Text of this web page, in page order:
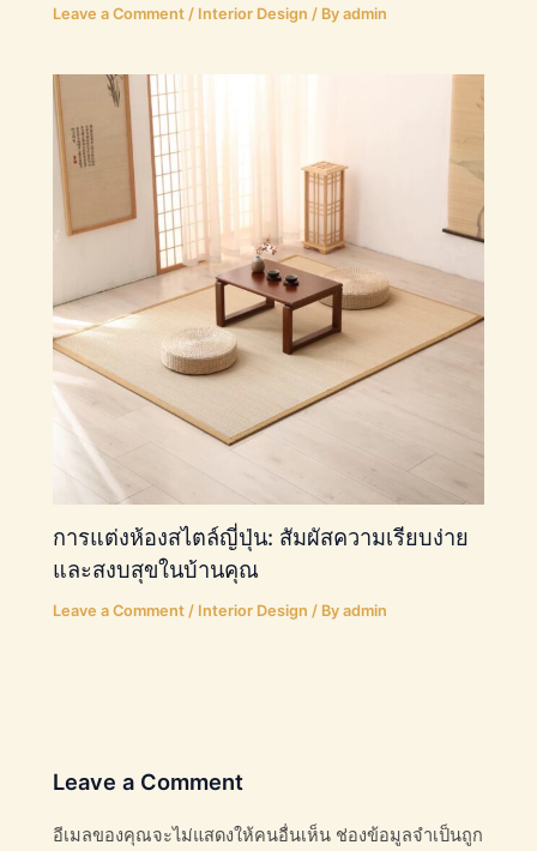
Leave a Comment / Interior Design / Byadmin
การแต่งห้องสไตล์ญี่ปุ่น: สัมผัสความเรียบง่าย
และสงบสุขในบ้านคุณ
Leave a Comment / Interior Design / Byadmin
Leave a Comment
อีเมลของคุณจะไม่แสดงให้คนอื่นเห็น ช่องข้อมูลจำเป็นถูก